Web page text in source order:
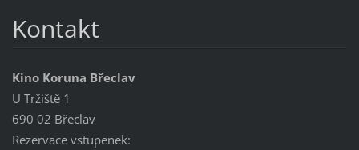
Kontakt
Kino Koruna Břeclav
U Tržiště 1
690 02 Břeclav
Rezervace vstupenek: